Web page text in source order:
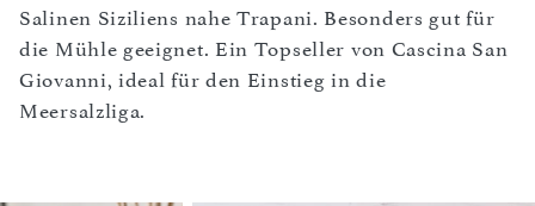
Salinen Siziliens nahe Trapani. Besonders gut für
die Mühle geeignet. Ein Topseller von Cascina San
Giovanni, ideal für den Einstieg in die
Meersalzliga.